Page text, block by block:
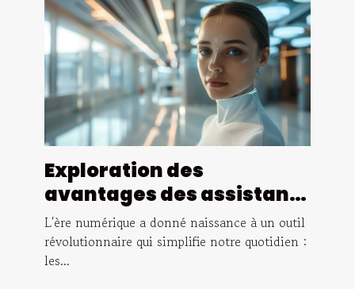
Exploration des
avantages des assistants
virtuels basés sur l'IA
L'ère numérique a donné naissance à un outil
révolutionnaire qui simplifie notre quotidien :
les...